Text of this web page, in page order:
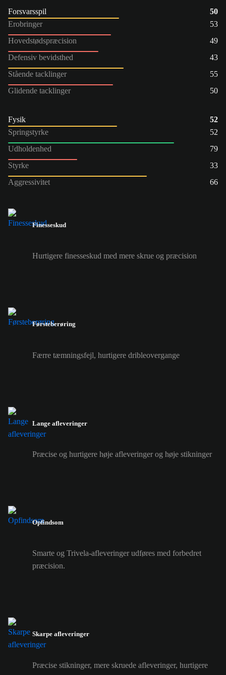
Forsvarsspil
50
Erobringer
53
Hovedstødspræcision
49
Defensiv bevidsthed
43
Stående tacklinger
55
Glidende tacklinger
50
Fysik
52
Springstyrke
52
Udholdenhed
79
Styrke
33
Aggressivitet
66
Finesseskud
Hurtigere finesseskud med mere skrue og præcision
Førsteberøring
Færre tæmningsfejl, hurtigere dribleovergange
Lange afleveringer
Præcise og hurtigere høje afleveringer og høje stikninger
Opfindsom
Smarte og Trivela-afleveringer udføres med forbedret
præcision.
Skarpe afleveringer
Præcise stikninger, mere skruede afleveringer, hurtigere